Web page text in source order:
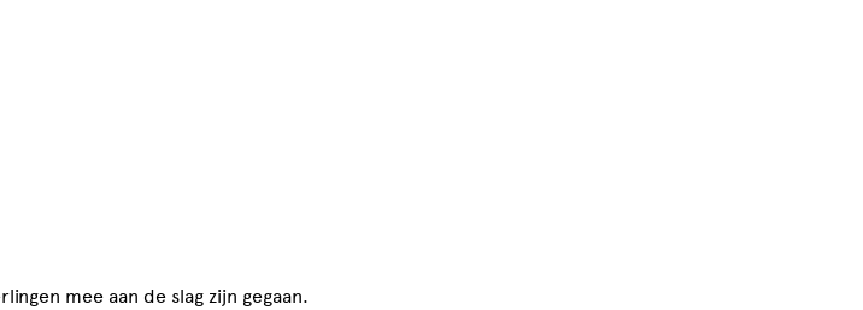
mee aan de slag zijn gegaan.